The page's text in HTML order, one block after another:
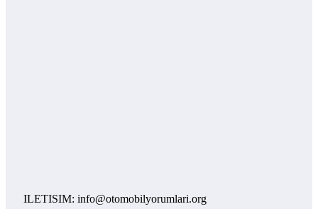
ILETISIM: info@otomobilyorumlari.org